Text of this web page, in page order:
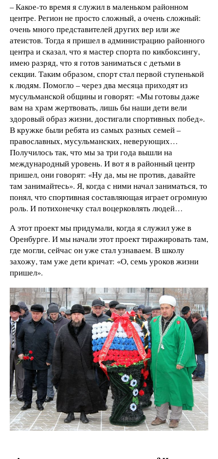
– Какое-то время я служил в маленьком районном
центре. Регион не просто сложный, а очень сложный:
очень много представителей других вер или же
атеистов. Тогда я пришел в администрацию районного
центра и сказал, что я мастер спорта по кикбоксингу,
имею разряд, что я готов заниматься с детьми в
секции. Таким образом, спорт стал первой ступенькой
к людям. Помогло – через два месяца приходят из
мусульманской общины и говорят: «Мы готовы даже
вам на храм жертвовать, лишь бы наши дети вели
здоровый образ жизни, достигали спортивных побед».
В кружке были ребята из самых разных семей –
православных, мусульманских, неверующих…
Получилось так, что мы за три года вышли на
международный уровень. И вот я в районный центр
пришел, они говорят: «Ну да, мы не против, давайте
там занимайтесь». Я, когда с ними начал заниматься, то
понял, что спортивная составляющая играет огромную
роль. И потихонечку стал воцерковлять людей…
А этот проект мы придумали, когда я служил уже в
Оренбурге. И мы начали этот проект тиражировать там,
где могли, сейчас он уже стал узнаваем. В школу
захожу, там уже дети кричат: «О, семь уроков жизни
пришел».